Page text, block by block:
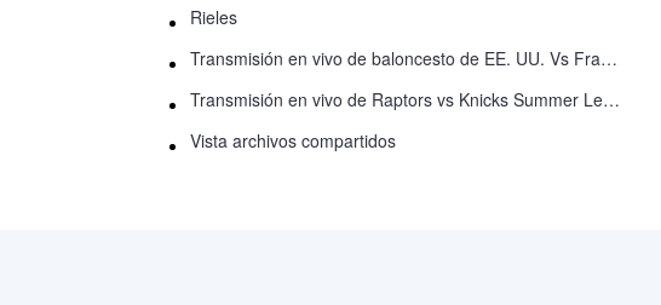
Rieles
Transmisión en vivo de baloncesto de EE. UU. Vs Francia: Cómo ver en línea
Transmisión en vivo de Raptors vs Knicks Summer League: Cómo ver
Vista archivos compartidos